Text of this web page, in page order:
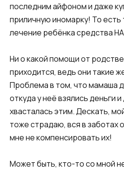
последним айфоном и даже
приличную иномарку! То есть
лечение ребёнка средства
Ни о какой помощи от
приходится, ведь они такие
Проблема в том, что мамаша
откуда у неё взялись деньги
хвасталась этим. Дескать,
тоже страдаю, вся в заботах
мне не компенсировать их!
Может быть, кто-то со мной